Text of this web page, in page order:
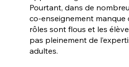
Pourtant, dans de
co-enseignement manque
rôles sont flous et les
pas pleinement de
adultes.